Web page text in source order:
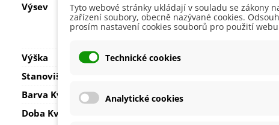
Výsev
Červen
Červenec
Květen
Výška
150 - 200 cm
Stanoviště
Barva Květů
Žlutá
Doba Kvetení
Tyto webové stránky ukládají v souladu se zákony
zařízení soubory, obecně nazývané cookies.
prosím nastavení cookies souborů pro použití
Technické cookies
Analytické cookies